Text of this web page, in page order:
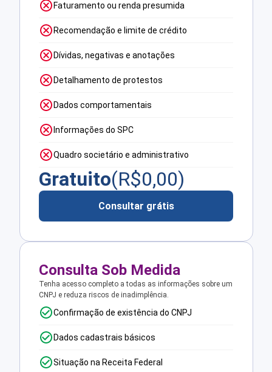
Faturamento ou renda presumida
Recomendação e limite de crédito
Dívidas, negativas e anotações
Detalhamento de protestos
Dados comportamentais
Informações do SPC
Quadro societário e administrativo
Gratuito(R$0,00)
Consultar grátis
Consulta Sob Medida
Tenha acesso completo a todas as informações sobre um
CNPJ e reduza riscos de inadimplência.
Confirmação de existência do CNPJ
Dados cadastrais básicos
Situação na Receita Federal